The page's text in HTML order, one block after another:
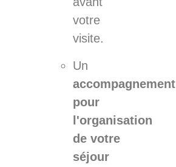
votre
visite.
Un
accompagnement
pour
l'organisation
de votre
séjour